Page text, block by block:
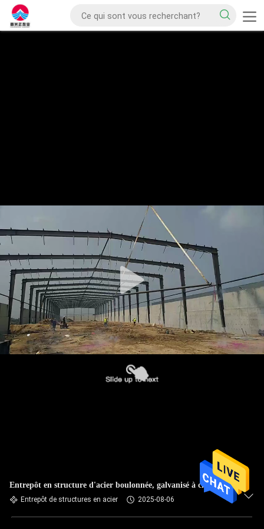
Entrepôt en structure d'acier boulonnée, galvanisé à chaud
Entrepôt de structures en acier 2025-08-06